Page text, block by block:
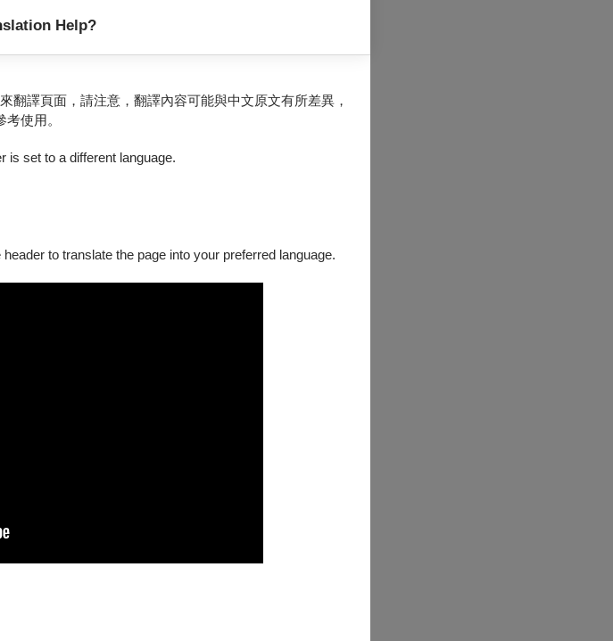
Help?
翻譯頁面，請注意，翻譯內容可能與中文原文有所差異，
考使用。
is set to a different language.
to translate the page into your preferred language.